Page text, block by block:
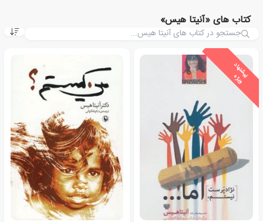
کتاب های «آنیتا هیس»
پ
ی
ش
ن
ه
ا
د
و
ی
ژ
ه